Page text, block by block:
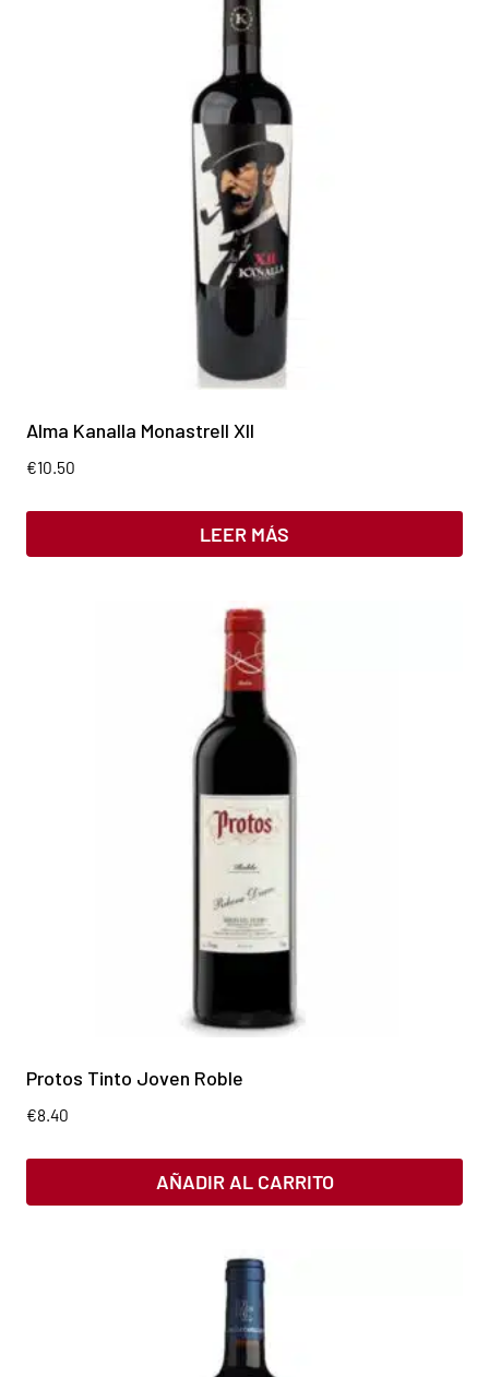
Alma Kanalla Monastrell XII
€10.50
LEER MÁS
Protos Tinto Joven Roble
€8.40
AÑADIR AL CARRITO